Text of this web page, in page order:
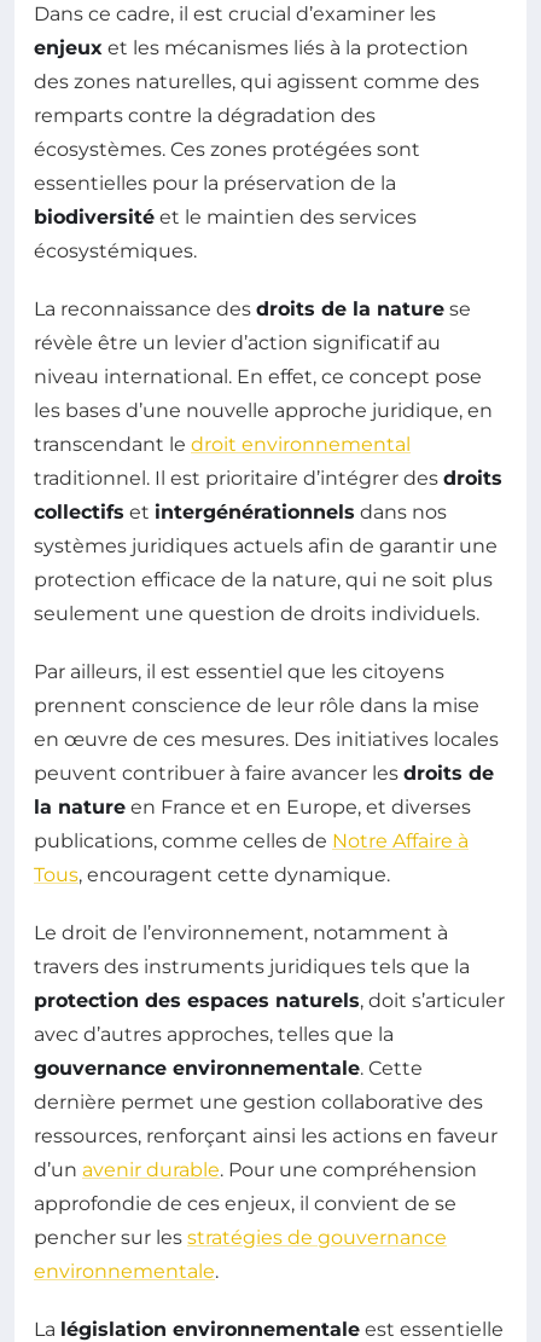
Dans ce cadre, il est crucial d’examiner les
enjeux et les mécanismes liés à la protection
des zones naturelles, qui agissent comme des
remparts contre la dégradation des
écosystèmes. Ces zones protégées sont
essentielles pour la préservation de la
biodiversité et le maintien des services
écosystémiques.
La reconnaissance des droits de la nature se
révèle être un levier d’action significatif au
niveau international. En effet, ce concept pose
les bases d’une nouvelle approche juridique, en
transcendant le droit environnemental
traditionnel. Il est prioritaire d’intégrer des droits
collectifs et intergénérationnels dans nos
systèmes juridiques actuels afin de garantir une
protection efficace de la nature, qui ne soit plus
seulement une question de droits individuels.
Par ailleurs, il est essentiel que les citoyens
prennent conscience de leur rôle dans la mise
en œuvre de ces mesures. Des initiatives locales
peuvent contribuer à faire avancer les droits de
la nature en France et en Europe, et diverses
publications, comme celles de Notre Affaire à
Tous, encouragent cette dynamique.
Le droit de l’environnement, notamment à
travers des instruments juridiques tels que la
protection des espaces naturels, doit s’articuler
avec d’autres approches, telles que la
gouvernance environnementale. Cette
dernière permet une gestion collaborative des
ressources, renforçant ainsi les actions en faveur
d’un avenir durable. Pour une compréhension
approfondie de ces enjeux, il convient de se
pencher sur les stratégies de gouvernance
environnementale.
La législation environnementale est essentielle